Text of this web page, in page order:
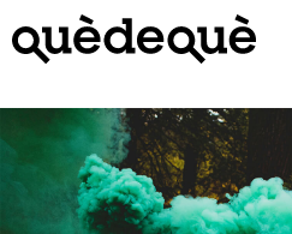
contingut